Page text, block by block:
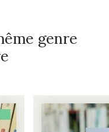
genre